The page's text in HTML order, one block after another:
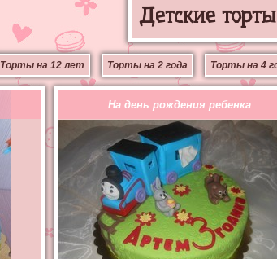
Детские
Торты на 12 лет Торты на 2 года Торты на 4
На день рождения ребенка